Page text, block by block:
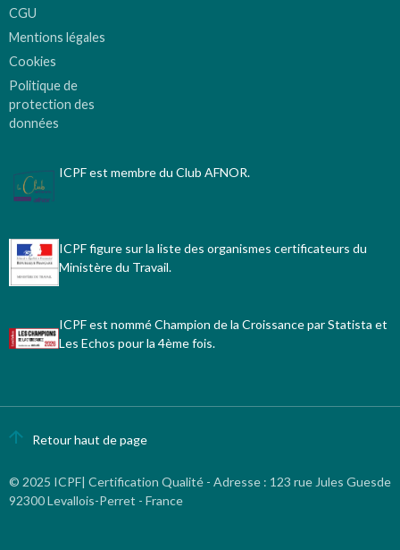
CGU
Mentions légales
Cookies
Politique de
protection des
données
ICPF est membre du Club AFNOR.
ICPF figure sur la liste des organismes certificateurs du
Ministère du Travail.
ICPF est nommé Champion de la Croissance par Statista et
Les Echos pour la 4ème fois.
Retour haut de page
© 2025 ICPF| Certification Qualité - Adresse : 123 rue Jules Guesde
92300 Levallois-Perret - France